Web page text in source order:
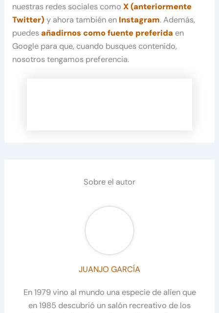
nuestras redes sociales comoX (anteriormente
Twitter) y ahora también en Instagram. Además,
puedesañadirnos como fuente preferida en
Google para que, cuando busques contenido,
nosotros tengamos preferencia.
Sobre el autor
JUANJO GARCÍA
En 1979 vino al mundo una especie de alíen que
en 1985 descubrió un salón recreativo de los